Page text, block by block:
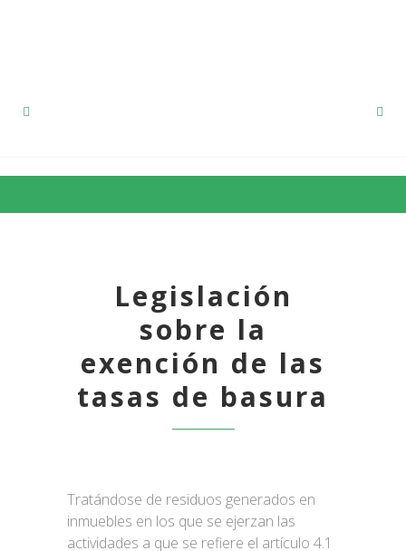
Legislación
sobre la
exención de las
tasas de basura
Tratándose de residuos generados en
inmuebles en los que se ejerzan las
actividades a que se refiere el artículo 4.1